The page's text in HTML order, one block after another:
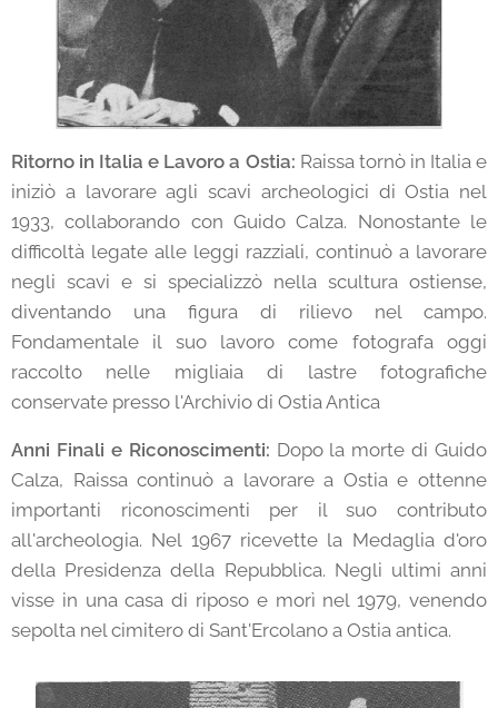
Ritorno in Italia e Lavoro a Ostia: Raissa tornò in Italia e
iniziò a lavorare agli scavi archeologici di Ostia nel
1933, collaborando con Guido Calza. Nonostante le
difficoltà legate alle leggi razziali, continuò a lavorare
negli scavi e si specializzò nella scultura ostiense,
diventando una figura di rilievo nel campo.
Fondamentale il suo lavoro come fotografa oggi
raccolto nelle migliaia di lastre fotografiche
conservate presso l'Archivio di Ostia Antica
Anni Finali e Riconoscimenti: Dopo la morte di Guido
Calza, Raissa continuò a lavorare a Ostia e ottenne
importanti riconoscimenti per il suo contributo
all'archeologia. Nel 1967 ricevette la Medaglia d'oro
della Presidenza della Repubblica. Negli ultimi anni
visse in una casa di riposo e morì nel 1979, venendo
sepolta nel cimitero di Sant'Ercolano a Ostia antica.